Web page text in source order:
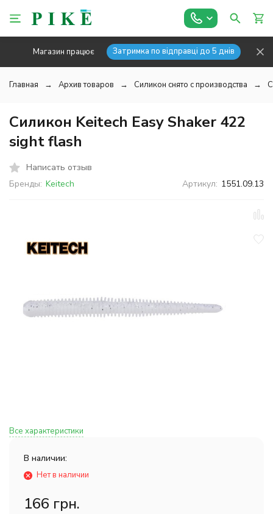
Магазин працює Затримка по відправці до 5 днів
Главная Архив товаров Силикон снято с производства
Силикон Keitech Easy Shaker 422
sight flash
Написать отзыв
Бренды: Keitech Артикул: 1551.09.13
Все характеристики
В наличии:
Нет в наличии
166 грн.